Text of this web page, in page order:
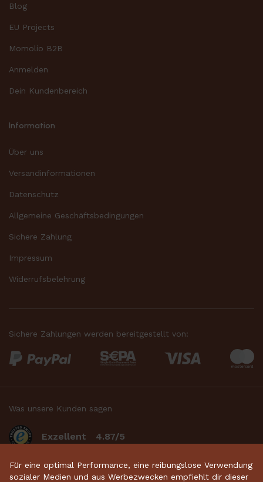
Blog
EU Projects
Momolio B2B
Anmelden
Dein Kundenbereich
Information
Über uns
Versandinformationen
Datenschutz
Allgemeine Geschäftsbedingungen
Sichere Zahlung
Impressum
Widerrufsbelehrung
Sichere Zahlungen werden bereitgestellt von:
Was unsere Kunden sagen
Exzellent 4.87/5
basierend auf 2634bewertungen.
Für eine optimal Performance, eine reibungslose Verwendung
sozialer Medien und aus Werbezwecken empfiehlt dir dieser